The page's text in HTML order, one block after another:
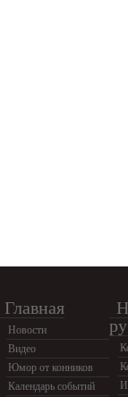
Главная
Новости
Видео
Юмор от конников
Календарь событий